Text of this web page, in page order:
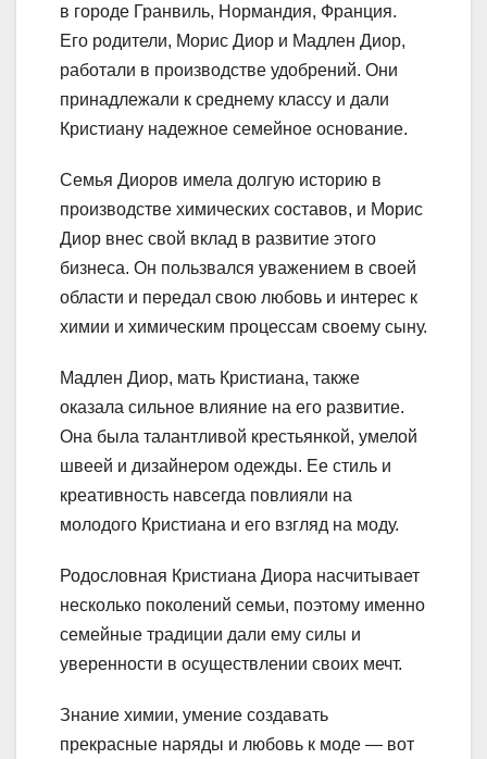
в городе Гранвиль, Нормандия, Франция.
Его родители, Морис Диор и Мадлен Диор,
работали в производстве удобрений. Они
принадлежали к среднему классу и дали
Кристиану надежное семейное основание.
Семья Диоров имела долгую историю в
производстве химических составов, и Морис
Диор внес свой вклад в развитие этого
бизнеса. Он пользвался уважением в своей
области и передал свою любовь и интерес к
химии и химическим процессам своему сыну.
Мадлен Диор, мать Кристиана, также
оказала сильное влияние на его развитие.
Она была талантливой крестьянкой, умелой
швеей и дизайнером одежды. Ее стиль и
креативность навсегда повлияли на
молодого Кристиана и его взгляд на моду.
Родословная Кристиана Диора насчитывает
несколько поколений семьи, поэтому именно
семейные традиции дали ему силы и
уверенности в осуществлении своих мечт.
Знание химии, умение создавать
прекрасные наряды и любовь к моде — вот